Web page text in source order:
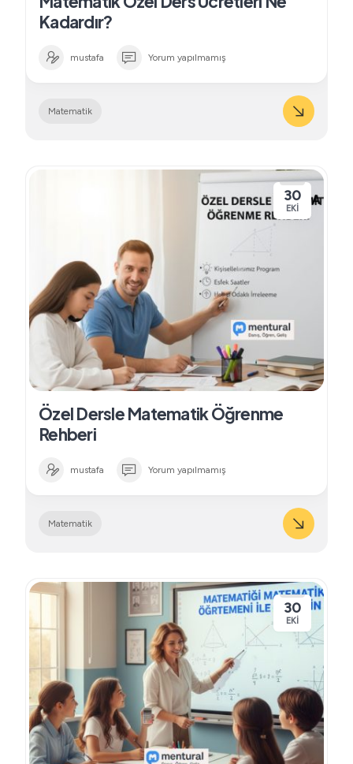
Kadardır?
mustafa Yorum yapılmamış
Matematik
30
EKI
Özel Dersle Matematik Öğrenme
Rehberi
mustafa Yorum yapılmamış
Matematik
30
EKI